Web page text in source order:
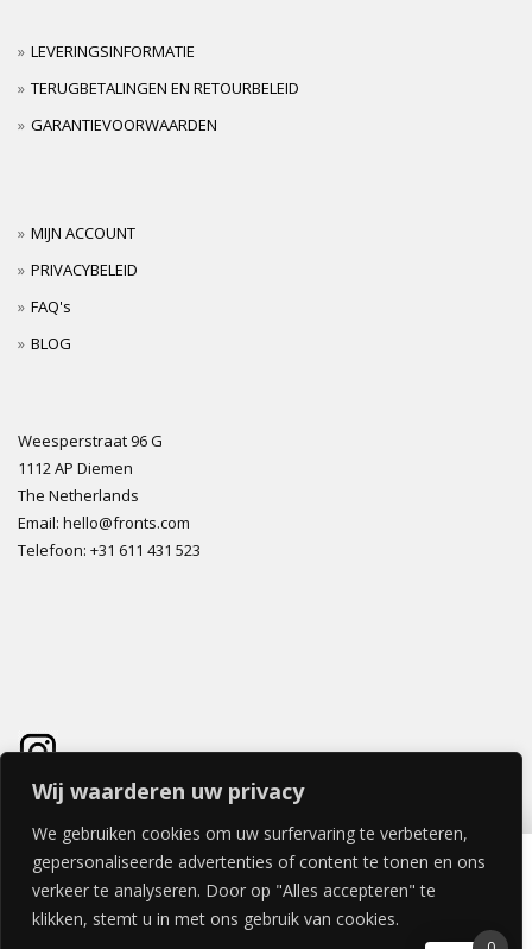
Wij waarderen uw privacy
We gebruiken cookies om uw surfervaring te verbeteren,
gepersonaliseerde advertenties of content te tonen en ons
verkeer te analyseren. Door op "Alles accepteren" te
klikken, stemt u in met ons gebruik van cookies.
LEVERINGSINFORMATIE
TERUGBETALINGEN EN RETOURBELEID
GARANTIEVOORWAARDEN
MIJN ACCOUNT
PRIVACYBELEID
FAQ's
BLOG
Weesperstraat 96 G
1112 AP Diemen
The Netherlands
Email: hello@fronts.com
Telefoon: +31 611 431 523
€0,00